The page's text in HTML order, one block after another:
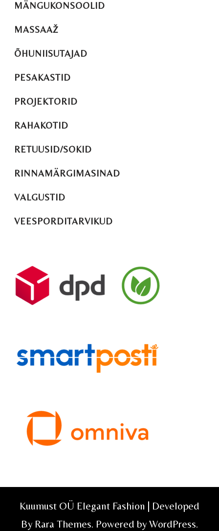
MÄNGUKONSOOLID
MASSAAŽ
ÕHUNIISUTAJAD
PESAKASTID
PROJEKTORID
RAHAKOTID
RETUUSID/SOKID
RINNAMÄRGIMASINAD
VALGUSTID
VEESPORDITARVIKUD
Kuumust OÜ Elegant Fashion | Developed
By Rara Themes. Powered by WordPress.